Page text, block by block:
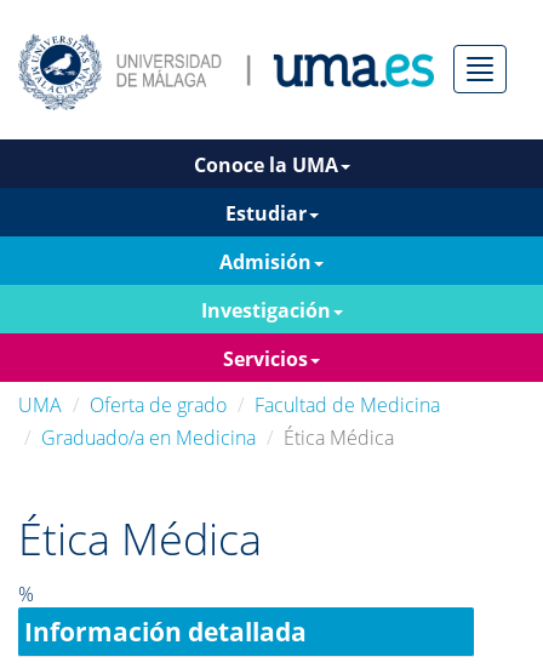
Menú
Conoce la UMA
Estudiar
Admisión
Investigación
Servicios
UMA
Oferta de grado
Facultad de Medicina
Graduado/a en Medicina
Ética Médica
Ética Médica
%
Información detallada